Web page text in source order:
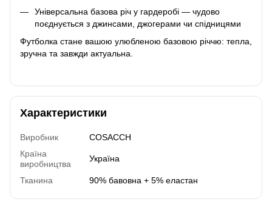
Універсальна базова річ у гардеробі — чудово
поєднується з джинсами, джогерами чи спідницями
Футболка стане вашою улюбленою базовою річчю: тепла,
зручна та завжди актуальна.
Характеристики
Виробник
COSACCH
Країна
виробництва
Україна
Тканина 90% бавовна + 5% еластан